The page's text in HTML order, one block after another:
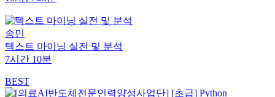
송민
텍스트 마이닝 실전 및 분석
7시간 10분
BEST